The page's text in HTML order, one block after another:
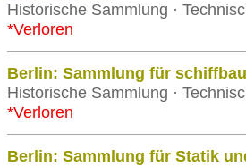
Historische Sammlung ·
*Verloren
Berlin: Sammlung für
Historische Sammlung ·
*Verloren
Berlin: Sammlung für Statik